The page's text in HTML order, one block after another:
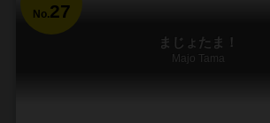
No.27
まじょたま！
Majo Tama